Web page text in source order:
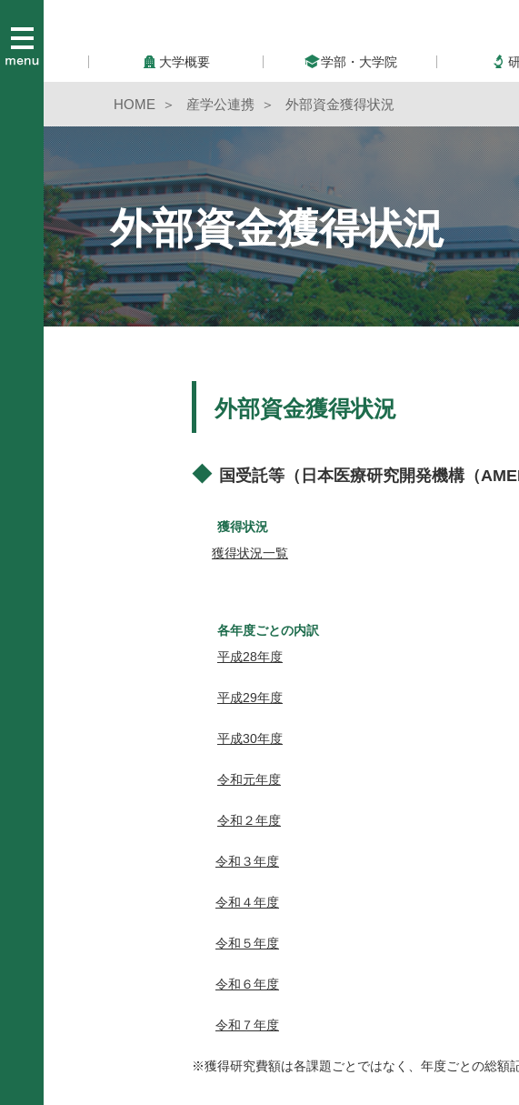
大学概要 学部・大学院
HOME 産学公連携 外部資金獲得状況
外部資金獲得状況
外部資金獲得状況
国受託等（日本医療研究開発機構（
獲得状況
獲得状況一覧
各年度ごとの内訳
平成28年度
平成29年度
平成30年度
令和元年度
令和２年度
令和３年度
令和４年度
令和５年度
令和６年度
令和７年度
※獲得研究費額は各課題ごとではなく、年度ごとの総額